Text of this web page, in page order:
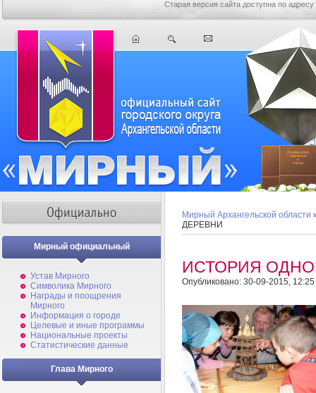
Старая версия сайта доступна по адресу
Мирный официальный
Устав Мирного
Символика Мирного
Награды и поощрения
Мирного
Информация о городе
Целевые и иные программы
Национальные проекты
Статистические данные
Глава Мирного
Мирный Архангельской области
ДЕРЕВНИ
ИСТОРИЯ
Опубликовано: 30-09-2015, 12:25